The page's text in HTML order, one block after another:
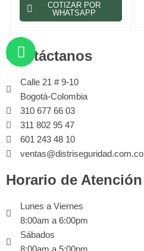
COTIZAR POR
WHATSAPP
Contáctanos
Calle 21 # 9-10
Bogotá-Colombia
310 677 66 03
311 802 95 47
601 243 48 10
ventas@distriseguridad.com.co
Horario de Atención
Lunes a Viernes
8:00am a 6:00pm
Sábados
8:00am a 5:00pm